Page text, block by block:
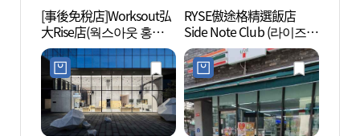
[事後免稅店]Worksout弘
大Rise店(웍스아웃 홍대
라이즈점)
RYSE傲途格精選飯店
Side Note Club (라이즈
호텔 사이드 노트 클럽)